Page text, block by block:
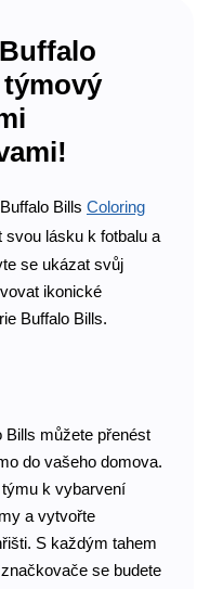
Bills Coloring
lásku k fotbalu a
se ukázat svůj
ikonické
Buffalo Bills.
Bills můžete přenést
do vašeho domova.
k vybarvení
a vytvořte
S každým tahem
se budete